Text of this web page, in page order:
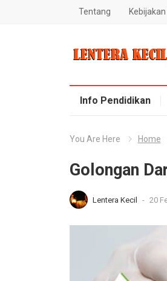
Tentang
Blog Lentera Kecil
Info Pendidikan
You Are Here Home
Golongan
Lentera Kecil - 20